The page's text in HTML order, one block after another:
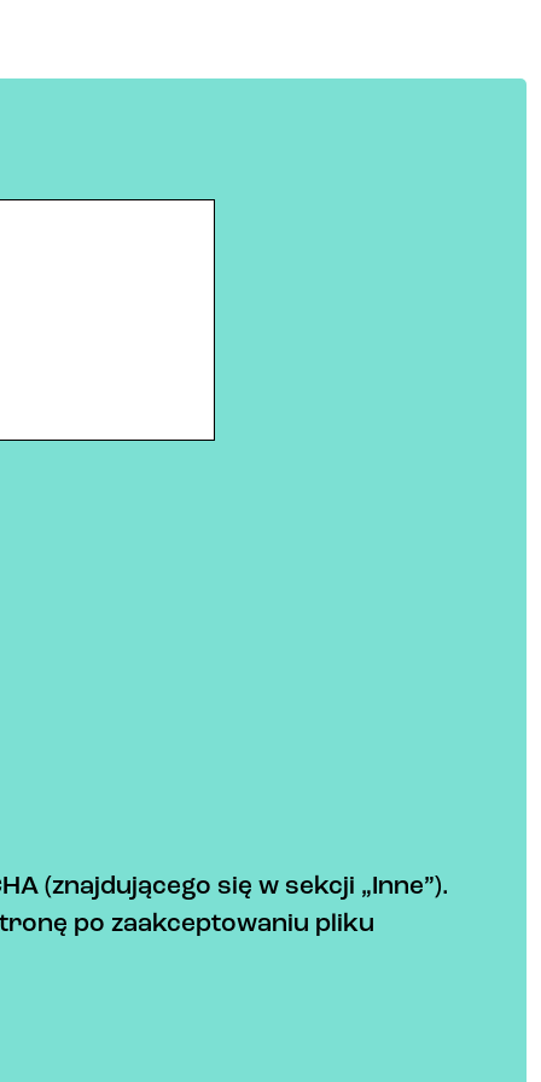
(znajdującego się w sekcji „Inne”).
po zaakceptowaniu pliku